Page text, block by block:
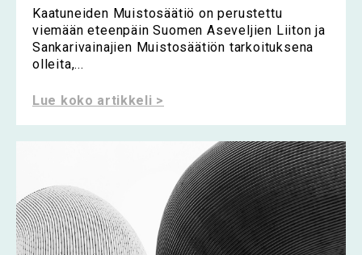
Kaatuneiden Muistosäätiö on perustettu
viemään eteenpäin Suomen Aseveljien Liiton ja
Sankarivainajien Muistosäätiön tarkoituksena
olleita,...
Lue koko artikkeli >